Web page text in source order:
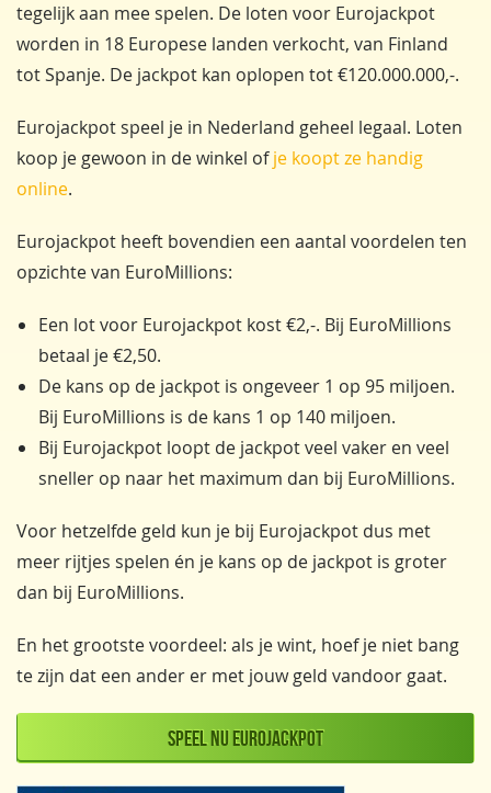
tegelijk aan mee spelen. De loten voor Eurojackpot
worden in 18 Europese landen verkocht, van Finland
tot Spanje. De jackpot kan oplopen tot €120.000.000,-.
Eurojackpot speel je in Nederland geheel legaal. Loten
koop je gewoon in de winkel ofje koopt ze handig
online.
Eurojackpot heeft bovendien een aantal voordelen ten
opzichte van EuroMillions:
Een lot voor Eurojackpot kost €2,-. Bij EuroMillions
betaal je €2,50.
De kans op de jackpot is ongeveer 1 op 95 miljoen.
Bij EuroMillions is de kans 1 op 140 miljoen.
Bij Eurojackpot loopt de jackpot veel vaker en veel
sneller op naar het maximum dan bij EuroMillions.
Voor hetzelfde geld kun je bij Eurojackpot dus met
meer rijtjes spelen én je kans op de jackpot is groter
dan bij EuroMillions.
En het grootste voordeel: als je wint, hoef je niet bang
te zijn dat een ander er met jouw geld vandoor gaat.
Speel nu Eurojackpot